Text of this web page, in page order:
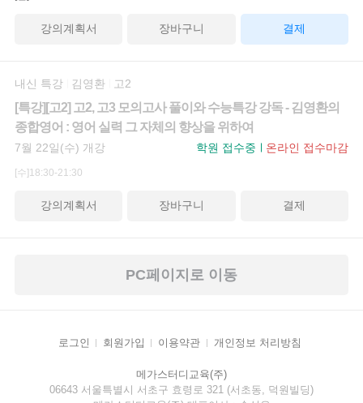
강의계획서 장바구니 결제
내신 특강 김영환 고2
[특강][고2] 고2, 고3 모의고사 풀이와 수능특강 강독 - 김영환의
종합영어 : 영어 실력 그 자체의 향상을 위하여
7월 22일(수) 개강 학원 접수중 온라인 접수마감
[수]18:30-21:30
강의계획서 장바구니 결제
PC페이지로 이동
로그인 회원가입 이용약관 개인정보 처리방침
메가스터디교육(주)
06643 서울특별시 서초구 효령로 321 (서초동, 덕원빌딩)